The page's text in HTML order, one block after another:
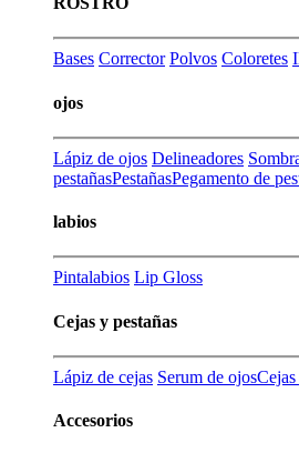
Bases Corrector Polvos Coloretes
ojos
Lápiz de ojos Delineadores
pestañasPestañasPegamento de
labios
Pintalabios Lip Gloss
Cejas y pestañas
Lápiz de cejas Serum de ojosCejas
Accesorios